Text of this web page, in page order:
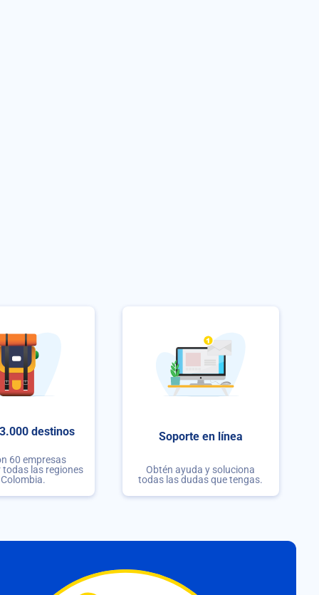
destinos
60 empresas
todas las regiones
Soporte en línea
Obtén ayuda y soluciona
todas las dudas que tengas.